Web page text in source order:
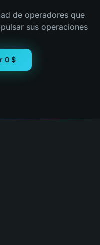
de operadores que
sus operaciones
0 $